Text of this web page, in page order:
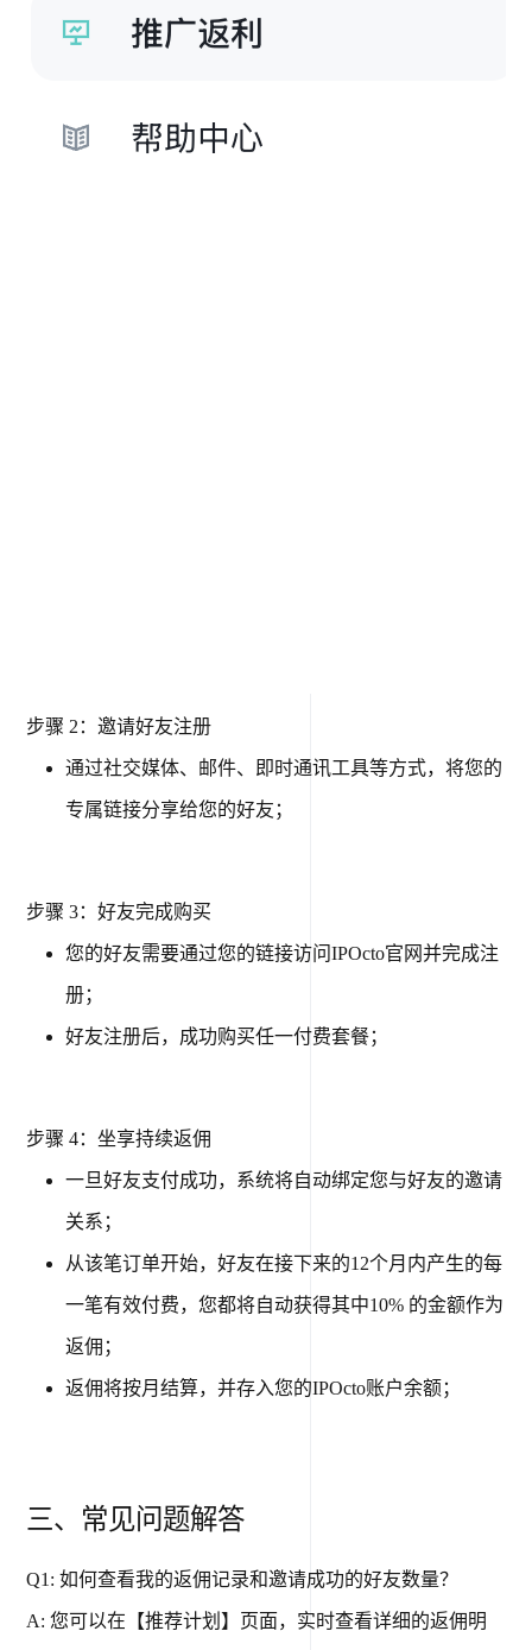
步骤 2：邀请好友注册
通过社交媒体、邮件、即时通讯工具等方式，将您的
专属链接分享给您的好友；
步骤 3：好友完成购买
您的好友需要通过您的链接访问IPOcto官网并完成注
册；
好友注册后，成功购买任一付费套餐；
步骤 4：坐享持续返佣
一旦好友支付成功，系统将自动绑定您与好友的邀请
关系；
从该笔订单开始，好友在接下来的12个月内产生的每
一笔有效付费，您都将自动获得其中10% 的金额作为
返佣；
返佣将按月结算，并存入您的IPOcto账户余额；
三、常见问题解答
Q1: 如何查看我的返佣记录和邀请成功的好友数量？
A: 您可以在【推荐计划】页面，实时查看详细的返佣明